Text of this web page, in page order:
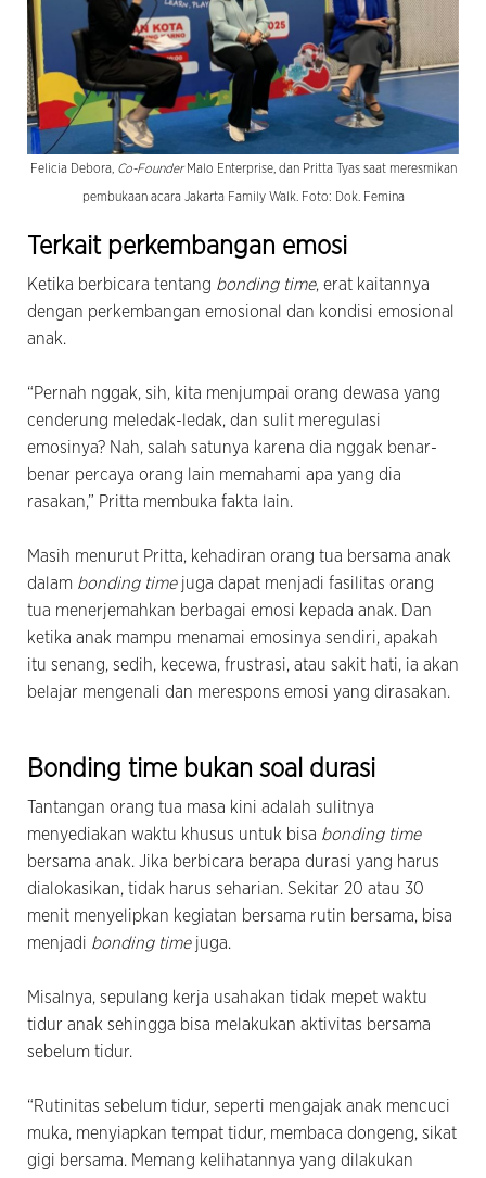
Felicia Debora, Co-FounderMalo Enterprise, dan Pritta Tyas saat meresmikan
pembukaan acara Jakarta Family Walk. Foto: Dok. Femina
Terkait perkembangan emosi
Ketika berbicara tentang bonding time, erat kaitannya
dengan perkembangan emosional dan kondisi emosional
anak.
“Pernah nggak, sih, kita menjumpai orang dewasa yang
cenderung meledak-ledak, dan sulit meregulasi
emosinya? Nah, salah satunya karena dia nggak benar-
benar percaya orang lain memahami apa yang dia
rasakan,” Pritta membuka fakta lain.
Masih menurut Pritta, kehadiran orang tua bersama anak
dalam bonding timejuga dapat menjadi fasilitas orang
tua menerjemahkan berbagai emosi kepada anak. Dan
ketika anak mampu menamai emosinya sendiri, apakah
itu senang, sedih, kecewa, frustrasi, atau sakit hati, ia akan
belajar mengenali dan merespons emosi yang dirasakan.
Bonding time bukan soal durasi
Tantangan orang tua masa kini adalah sulitnya
menyediakan waktu khusus untuk bisa bonding time
bersama anak. Jika berbicara berapa durasi yang harus
dialokasikan, tidak harus seharian. Sekitar 20 atau 30
menit menyelipkan kegiatan bersama rutin bersama, bisa
menjadi bonding timejuga.
Misalnya, sepulang kerja usahakan tidak mepet waktu
tidur anak sehingga bisa melakukan aktivitas bersama
sebelum tidur.
“Rutinitas sebelum tidur, seperti mengajak anak mencuci
muka, menyiapkan tempat tidur, membaca dongeng, sikat
gigi bersama. Memang kelihatannya yang dilakukan